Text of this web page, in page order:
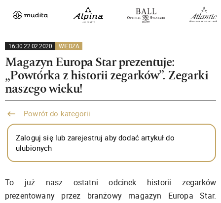
16:30 22.02.2020 WIEDZA
Magazyn Europa Star prezentuje:
„Powtórka z historii zegarków”. Zegarki
naszego wieku!
Powrót do kategorii
Zaloguj się lub zarejestruj aby dodać artykuł do
ulubionych
To już nasz ostatni odcinek historii zegarków
prezentowany przez branżowy magazyn Europa Star.